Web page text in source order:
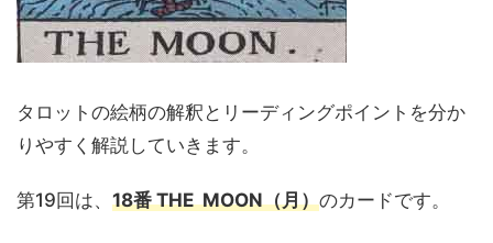
タロットの絵柄の解釈とリーディングポイントを分か
りやすく解説していきます。
第19回は、 18番 THE MOON（月）のカードです。